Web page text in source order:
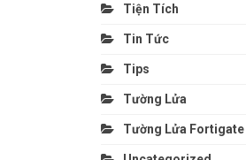
Tiện Tích
Tin Tức
Tips
Tường Lửa
Tường Lửa Fortigate